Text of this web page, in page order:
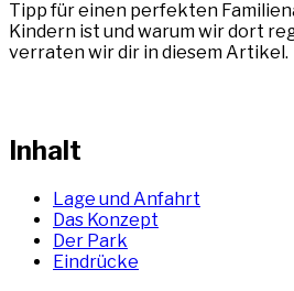
Tipp für einen perfekten
Kindern ist und warum wir dort
verraten wir dir in diesem Artikel.
Inhalt
Lage und Anfahrt
Das Konzept
Der Park
Eindrücke